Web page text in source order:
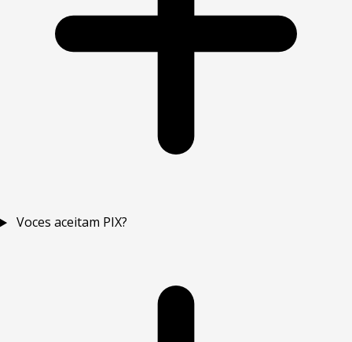
Voces aceitam PIX?